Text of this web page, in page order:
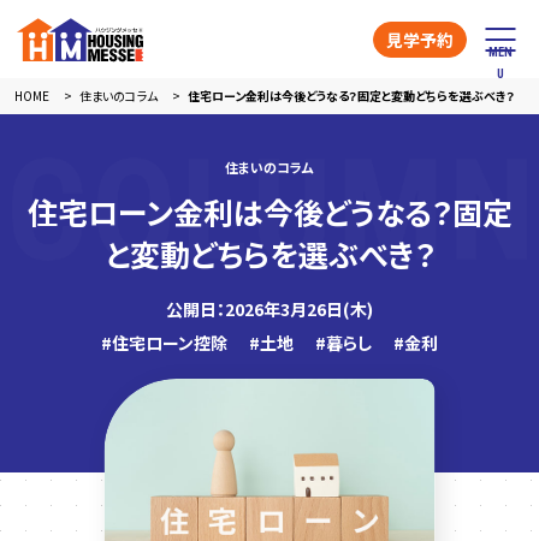
見学予約
HOME 住まいのコラム 住宅ローン金利は今後どうなる？固定と変動どちらを選ぶべき？
住まいのコラム
住宅ローン金利は今後どうなる？固定
と変動どちらを選ぶべき？
公開日：2026年3月26日(木)
#住宅ローン控除
#土地 #暮らし #金利